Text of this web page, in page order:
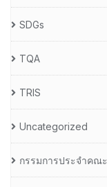
SDGs
TQA
TRIS
Uncategorized
กรรมการประจำคณะ